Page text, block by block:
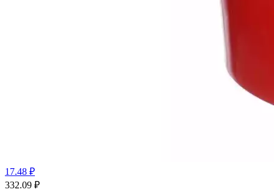
17.48 ₽
332.09 ₽